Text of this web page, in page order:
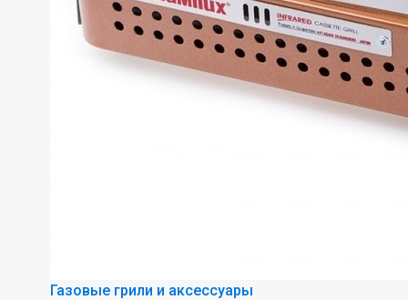
Газовые грили и аксессуары